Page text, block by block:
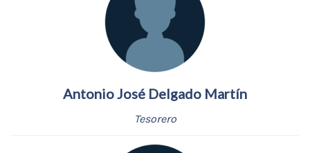
Antonio José Delgado Martín
Tesorero